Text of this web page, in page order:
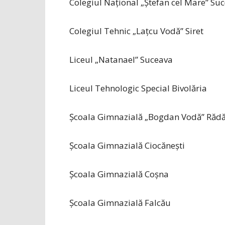
Colegiul Tehnic „Lațcu Vodă” Siret
Liceul „Natanael” Suceava
Liceul Tehnologic Special Bivolăria
Școala Gimnazială „Bogdan Vodă”
Școala Gimnazială Ciocănești
Școala Gimnazială Coșna
Școala Gimnazială Falcău